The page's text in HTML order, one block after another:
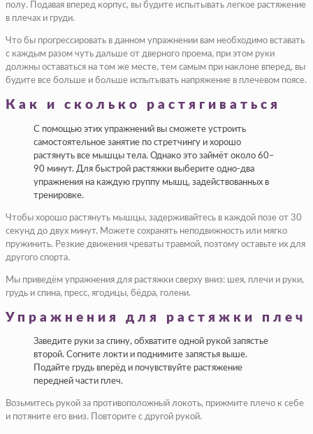
полу. Подавая вперед корпус, вы будите испытывать легкое растяжение
в плечах и груди.
Что бы прогрессировать в данном упражнении вам необходимо вставать
с каждым разом чуть дальше от дверного проема, при этом руки
должны оставаться на том же месте, тем самым при наклоне вперед, вы
будите все больше и больше испытывать напряжение в плечевом поясе.
Как и сколько растягиваться
С помощью этих упражнений вы сможете устроить
самостоятельное занятие по стретчингу и хорошо
растянуть все мышцы тела. Однако это займёт около 60–
90 минут. Для быстрой растяжки выберите одно-два
упражнения на каждую группу мышц, задействованных в
тренировке.
Чтобы хорошо растянуть мышцы, задерживайтесь в каждой позе от 30
секунд до двух минут. Можете сохранять неподвижность или мягко
пружинить. Резкие движения чреваты травмой, поэтому оставьте их для
другого спорта.
Мы приведём упражнения для растяжки сверху вниз: шея, плечи и руки,
грудь и спина, пресс, ягодицы, бёдра, голени.
Упражнения для растяжки плеч
Заведите руки за спину, обхватите одной рукой запястье
второй. Согните локти и поднимите запястья выше.
Подайте грудь вперёд и почувствуйте растяжение
передней части плеч.
Возьмитесь рукой за противоположный локоть, прижмите плечо к себе
и потяните его вниз. Повторите с другой рукой.